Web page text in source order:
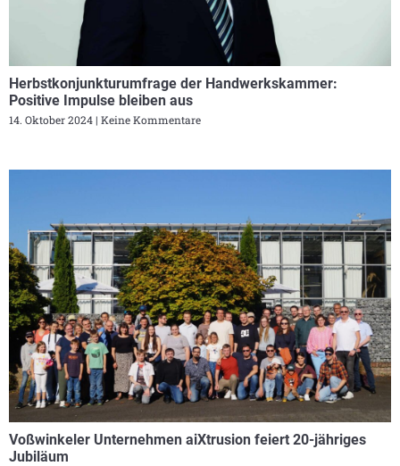
Herbstkonjunkturumfrage der Handwerkskammer:
Positive Impulse bleiben aus
14. Oktober 2024 Keine Kommentare
Voßwinkeler Unternehmen aiXtrusion feiert 20-jähriges
Jubiläum